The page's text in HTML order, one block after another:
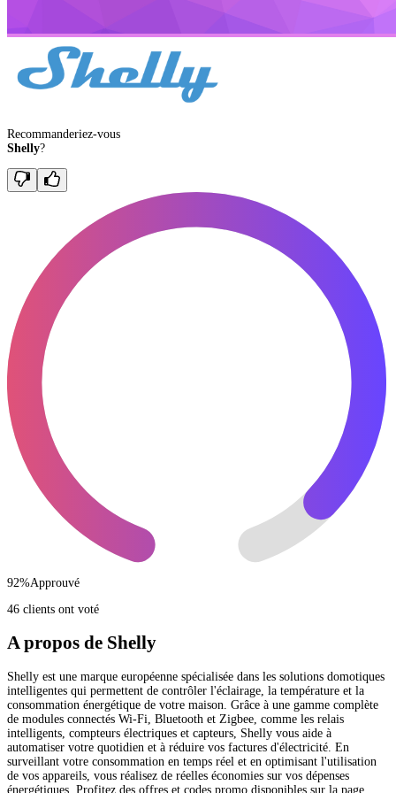
Recommanderiez-vous
Shelly?
92%Approuvé
46 clients ont voté
A propos de Shelly
Shelly est une marque européenne spécialisée dans les solutions domotiques
intelligentes qui permettent de contrôler l'éclairage, la température et la
consommation énergétique de votre maison. Grâce à une gamme complète
de modules connectés Wi-Fi, Bluetooth et Zigbee, comme les relais
intelligents, compteurs électriques et capteurs, Shelly vous aide à
automatiser votre quotidien et à réduire vos factures d'électricité. En
surveillant votre consommation en temps réel et en optimisant l'utilisation
de vos appareils, vous réalisez de réelles économies sur vos dépenses
énergétiques. Profitez des offres et codes promo disponibles sur la page